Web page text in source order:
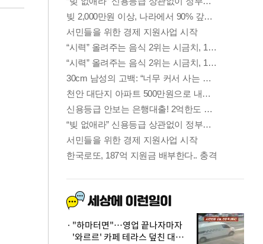
"하마터면"…영업 끝나자마자
'와르르' 카페 테라스 덮친 대리